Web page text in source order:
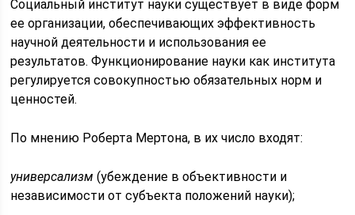
Социальный институт науки существует в виде форм
ее организации, обеспечивающих эффективность
научной деятельности и использования ее
результатов. Функционирование науки как института
регулируется совокупностью обязательных норм и
ценностей.
По мнению Роберта Мертона, в их число входят:
универсализм (убеждение в объективности и
независимости от субъекта положений науки);